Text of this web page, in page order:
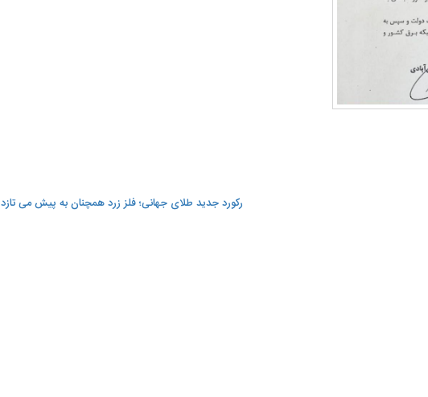
رکورد جدید طلای جهانی؛ فلز زرد همچنان به پیش می تازد